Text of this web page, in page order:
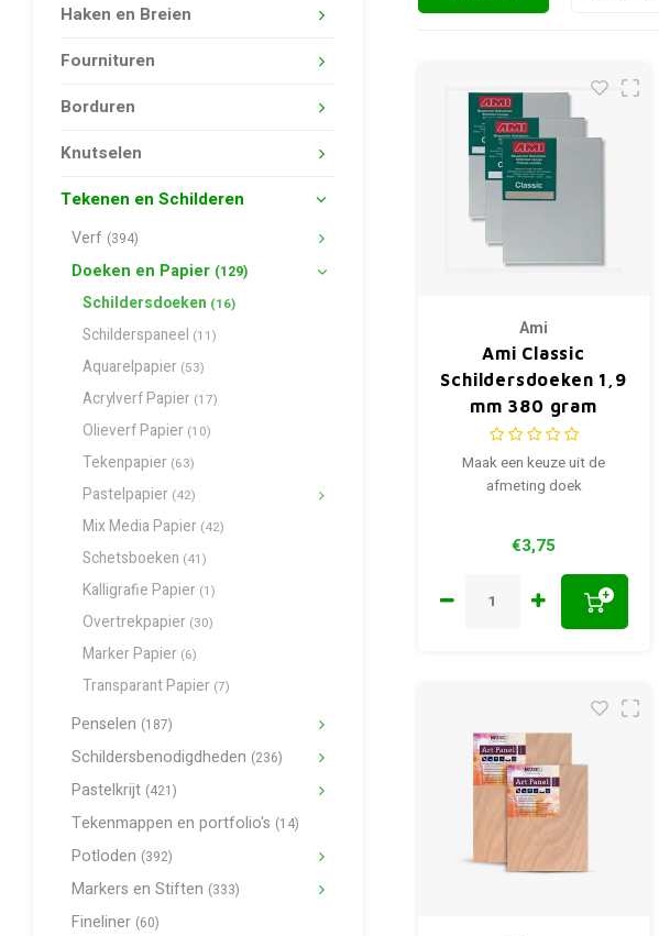
Haken en Breien
Fournituren
Borduren
Knutselen
Tekenen en Schilderen
Verf (394)
Doeken en Papier (129)
Schildersdoeken (16)
Schilderspaneel (11)
Aquarelpapier (53)
Acrylverf Papier (17)
Olieverf Papier (10)
Tekenpapier (63)
Pastelpapier (42)
Mix Media Papier (42)
Schetsboeken (41)
Kalligrafie Papier (1)
Overtrekpapier (30)
Marker Papier (6)
Transparant Papier (7)
Penselen (187)
Schildersbenodigdheden (236)
Pastelkrijt (421)
Tekenmappen en portfolio's (14)
Potloden (392)
Markers en Stiften (333)
Fineliner (60)
Ami
Ami Classic
Schildersdoeken 1,9
mm 380 gram
Maak een keuze uit de
afmeting doek
€3,75
+